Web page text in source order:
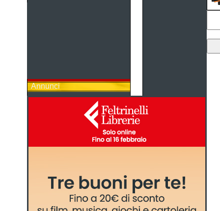
Annunci